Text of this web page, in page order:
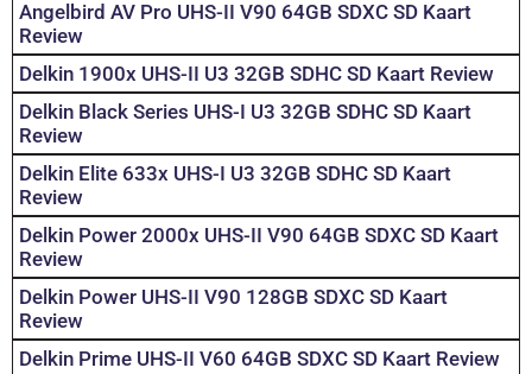
Angelbird AV Pro UHS-II V90 64GB SDXC SD Kaart
Review
Delkin 1900x UHS-II U3 32GB SDHC SD Kaart Review
Delkin Black Series UHS-I U3 32GB SDHC SD Kaart
Review
Delkin Elite 633x UHS-I U3 32GB SDHC SD Kaart
Review
Delkin Power 2000x UHS-II V90 64GB SDXC SD Kaart
Review
Delkin Power UHS-II V90 128GB SDXC SD Kaart
Review
Delkin Prime UHS-II V60 64GB SDXC SD Kaart Review